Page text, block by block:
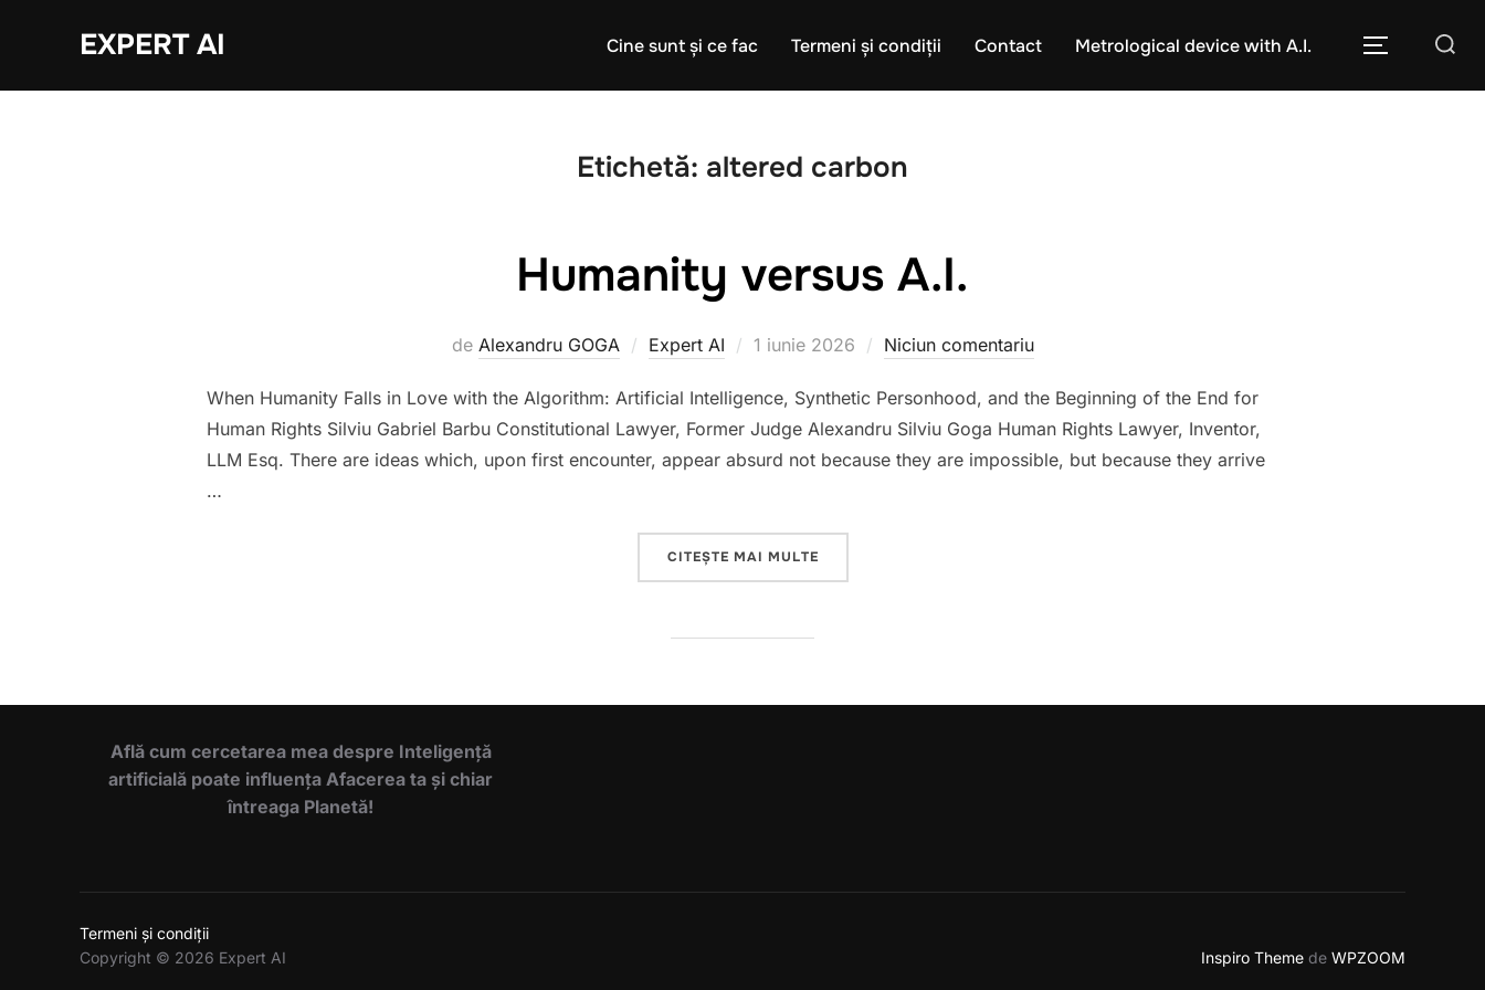
EXPERT AI Cine sunt și ce fac Termeni și condiții Contact Metrological device with A.I.
Caută COMUTĂ
Etichetă: altered carbon
Humanity versus A.I.
de Alexandru GOGA Expert AI
Publicat
1 iunie 2026 Niciun comentariu
When Humanity Falls in Love with the Algorithm: Artificial Intelligence, Synthetic Personhood, and the Beginning of the End for
Human Rights Silviu Gabriel Barbu Constitutional Lawyer, Former Judge Alexandru Silviu Goga Human Rights Lawyer, Inventor,
LLM Esq. There are ideas which, upon first encounter, appear absurd not because they are impossible, but because they arrive
…
CITEȘTE MAI MULTE„HUMANITY VERSUS A.I.”
Află cum cercetarea mea despre Inteligență
artificială poate influența Afacerea ta și chiar
întreaga Planetă!
Termeni și condiții
Copyright © 2026 Expert AI
Inspiro Theme de WPZOOM